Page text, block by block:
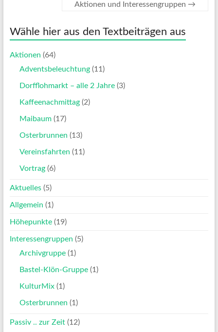
Aktionen und Interessengruppen →
Wähle hier aus den Textbeiträgen aus
Aktionen (64)
Adventsbeleuchtung(11)
Dorfflohmarkt – alle 2 Jahre(3)
Kaffeenachmittag(2)
Maibaum(17)
Osterbrunnen (13)
Vereinsfahrten (11)
Vortrag(6)
Aktuelles(5)
Allgemein (1)
Höhepunkte(19)
Interessengruppen (5)
Archivgruppe(1)
Bastel-Klön-Gruppe(1)
KulturMix(1)
Osterbrunnen (1)
Passiv .. zur Zeit(12)